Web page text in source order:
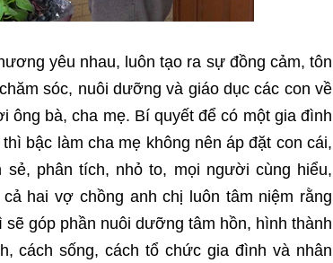
yêu nhau, luôn tạo ra sự đồng cảm, tôn
sóc, nuôi dưỡng và giáo dục các con về
ông bà, cha mẹ. Bí quyết để có một gia đình
bậc làm cha mẹ không nên áp đặt con cái,
phân tích, nhỏ to, mọi người cùng hiểu,
hai vợ chồng anh chị luôn tâm niệm rằng
góp phần nuôi dưỡng tâm hồn, hình thành
cách sống, cách tổ chức gia đình và nhân